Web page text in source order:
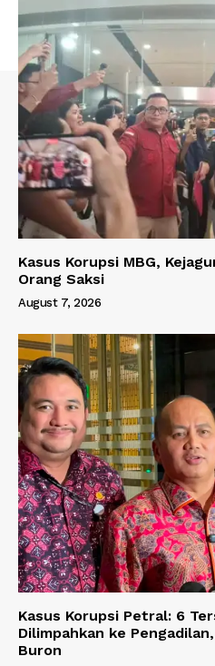
Kasus Korupsi MBG,
Orang Saksi
August 7, 2026
Kasus Korupsi Petral: 6
Dilimpahkan ke
Buron